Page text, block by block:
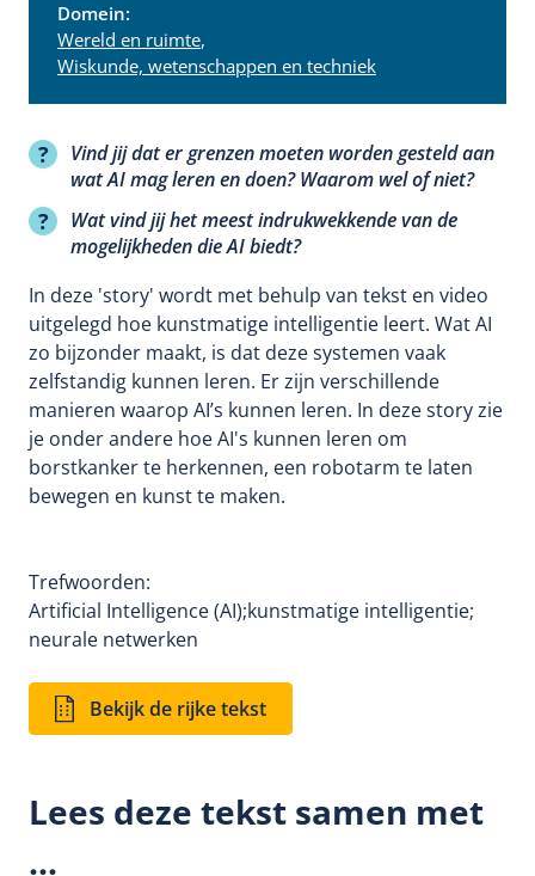
Domein:
Wereld en ruimte,
Wiskunde, wetenschappen en techniek
Vind jij dat er grenzen moeten worden gesteld aan
wat AI mag leren en doen? Waarom wel of niet?
Wat vind jij het meest indrukwekkende van de
mogelijkheden die AI biedt?
In deze 'story' wordt met behulp van tekst en video
uitgelegd hoe kunstmatige intelligentie leert. Wat AI
zo bijzonder maakt, is dat deze systemen vaak
zelfstandig kunnen leren. Er zijn verschillende
manieren waarop AI’s kunnen leren. In deze story zie
je onder andere hoe AI's kunnen leren om
borstkanker te herkennen, een robotarm te laten
bewegen en kunst te maken.
Trefwoorden:
Artificial Intelligence (AI);kunstmatige intelligentie;
neurale netwerken
Bekijk de rijke tekst
Lees deze tekst samen met
...